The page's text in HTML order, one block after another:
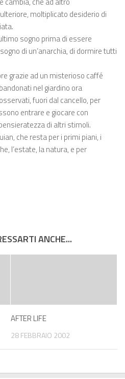
moltiplicato desiderio di
sogno prima di essere
di un’anarchia, di dormire tutti
grazie ad un misterioso caffé
nel giardino ora
fuori dal cancello, per
entrare e giocare con
di altri stimoli.
che resta per i primi piani, i
l’estate, la natura, e per
ANCHE...
AFTER LIFE
28 FEBBRAIO 2002